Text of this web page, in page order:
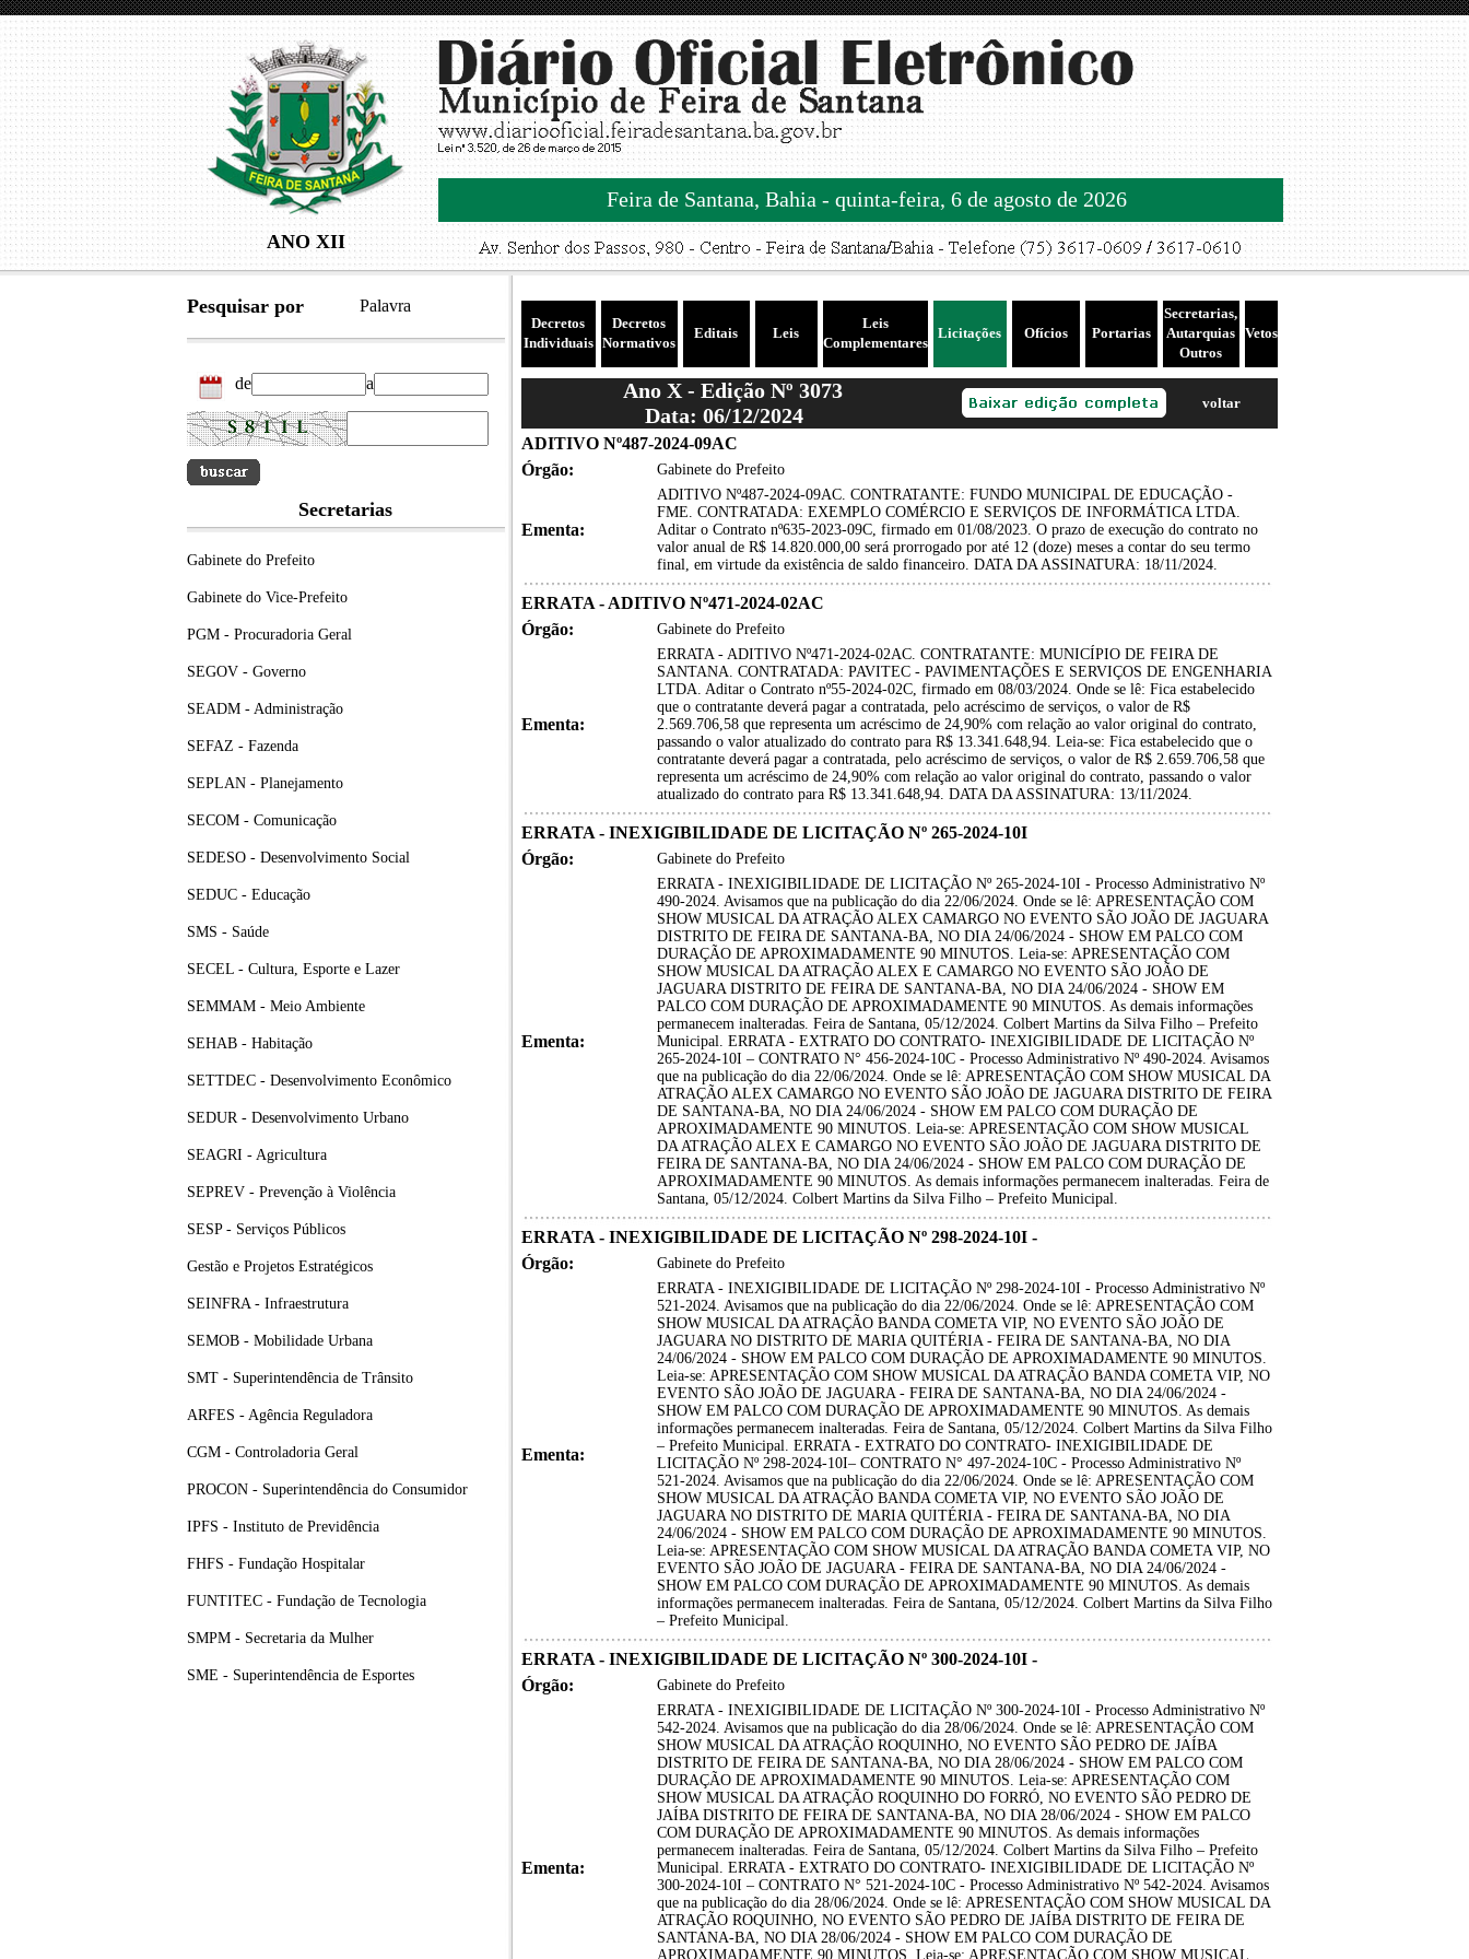
ANO XII
Feira de Santana, Bahia - quinta-feira, 6 de agosto de 2026
Pesquisar por Palavra
de a
Secretarias
Gabinete do Prefeito
Gabinete do Vice-Prefeito
PGM - Procuradoria Geral
SEGOV - Governo
SEADM - Administração
SEFAZ - Fazenda
SEPLAN - Planejamento
SECOM - Comunicação
SEDESO - Desenvolvimento Social
SEDUC - Educação
SMS - Saúde
SECEL - Cultura, Esporte e Lazer
SEMMAM - Meio Ambiente
SEHAB - Habitação
SETTDEC - Desenvolvimento Econômico
SEDUR - Desenvolvimento Urbano
SEAGRI - Agricultura
SEPREV - Prevenção à Violência
SESP - Serviços Públicos
Gestão e Projetos Estratégicos
SEINFRA - Infraestrutura
SEMOB - Mobilidade Urbana
SMT - Superintendência de Trânsito
ARFES - Agência Reguladora
CGM - Controladoria Geral
PROCON - Superintendência do Consumidor
IPFS - Instituto de Previdência
FHFS - Fundação Hospitalar
FUNTITEC - Fundação de Tecnologia
SMPM - Secretaria da Mulher
SME - Superintendência de Esportes
Decretos
Individuais
Decretos
Normativos
Editais Leis
Leis
Complementares
Licitações Ofícios Portarias
Secretarias,
Autarquias
Outros
Vetos
Ano X - Edição Nº 3073
Data: 06/12/2024
voltar
ADITIVO Nº487-2024-09AC
Órgão:
Gabinete do Prefeito
Ementa:
ADITIVO Nº487-2024-09AC. CONTRATANTE: FUNDO MUNICIPAL DE EDUCAÇÃO -
FME. CONTRATADA: EXEMPLO COMÉRCIO E SERVIÇOS DE INFORMÁTICA LTDA.
Aditar o Contrato nº635-2023-09C, firmado em 01/08/2023. O prazo de execução do contrato no
valor anual de R$ 14.820.000,00 será prorrogado por até 12 (doze) meses a contar do seu termo
final, em virtude da existência de saldo financeiro. DATA DA ASSINATURA: 18/11/2024.
ERRATA - ADITIVO Nº471-2024-02AC
Órgão:
Gabinete do Prefeito
Ementa:
ERRATA - ADITIVO Nº471-2024-02AC. CONTRATANTE: MUNICÍPIO DE FEIRA DE
SANTANA. CONTRATADA: PAVITEC - PAVIMENTAÇÕES E SERVIÇOS DE ENGENHARIA
LTDA. Aditar o Contrato nº55-2024-02C, firmado em 08/03/2024. Onde se lê: Fica estabelecido
que o contratante deverá pagar a contratada, pelo acréscimo de serviços, o valor de R$
2.569.706,58 que representa um acréscimo de 24,90% com relação ao valor original do contrato,
passando o valor atualizado do contrato para R$ 13.341.648,94. Leia-se: Fica estabelecido que o
contratante deverá pagar a contratada, pelo acréscimo de serviços, o valor de R$ 2.659.706,58 que
representa um acréscimo de 24,90% com relação ao valor original do contrato, passando o valor
atualizado do contrato para R$ 13.341.648,94. DATA DA ASSINATURA: 13/11/2024.
ERRATA - INEXIGIBILIDADE DE LICITAÇÃO Nº 265-2024-10I
Órgão:
Gabinete do Prefeito
Ementa:
ERRATA - INEXIGIBILIDADE DE LICITAÇÃO Nº 265-2024-10I - Processo Administrativo Nº
490-2024. Avisamos que na publicação do dia 22/06/2024. Onde se lê: APRESENTAÇÃO COM
SHOW MUSICAL DA ATRAÇÃO ALEX CAMARGO NO EVENTO SÃO JOÃO DE JAGUARA
DISTRITO DE FEIRA DE SANTANA-BA, NO DIA 24/06/2024 - SHOW EM PALCO COM
DURAÇÃO DE APROXIMADAMENTE 90 MINUTOS. Leia-se: APRESENTAÇÃO COM
SHOW MUSICAL DA ATRAÇÃO ALEX E CAMARGO NO EVENTO SÃO JOÃO DE
JAGUARA DISTRITO DE FEIRA DE SANTANA-BA, NO DIA 24/06/2024 - SHOW EM
PALCO COM DURAÇÃO DE APROXIMADAMENTE 90 MINUTOS. As demais informações
permanecem inalteradas. Feira de Santana, 05/12/2024. Colbert Martins da Silva Filho – Prefeito
Municipal. ERRATA - EXTRATO DO CONTRATO- INEXIGIBILIDADE DE LICITAÇÃO Nº
265-2024-10I – CONTRATO N° 456-2024-10C - Processo Administrativo Nº 490-2024. Avisamos
que na publicação do dia 22/06/2024. Onde se lê: APRESENTAÇÃO COM SHOW MUSICAL DA
ATRAÇÃO ALEX CAMARGO NO EVENTO SÃO JOÃO DE JAGUARA DISTRITO DE FEIRA
DE SANTANA-BA, NO DIA 24/06/2024 - SHOW EM PALCO COM DURAÇÃO DE
APROXIMADAMENTE 90 MINUTOS. Leia-se: APRESENTAÇÃO COM SHOW MUSICAL
DA ATRAÇÃO ALEX E CAMARGO NO EVENTO SÃO JOÃO DE JAGUARA DISTRITO DE
FEIRA DE SANTANA-BA, NO DIA 24/06/2024 - SHOW EM PALCO COM DURAÇÃO DE
APROXIMADAMENTE 90 MINUTOS. As demais informações permanecem inalteradas. Feira de
Santana, 05/12/2024. Colbert Martins da Silva Filho – Prefeito Municipal.
ERRATA - INEXIGIBILIDADE DE LICITAÇÃO Nº 298-2024-10I -
Órgão:
Gabinete do Prefeito
Ementa:
ERRATA - INEXIGIBILIDADE DE LICITAÇÃO Nº 298-2024-10I - Processo Administrativo Nº
521-2024. Avisamos que na publicação do dia 22/06/2024. Onde se lê: APRESENTAÇÃO COM
SHOW MUSICAL DA ATRAÇÃO BANDA COMETA VIP, NO EVENTO SÃO JOÃO DE
JAGUARA NO DISTRITO DE MARIA QUITÉRIA - FEIRA DE SANTANA-BA, NO DIA
24/06/2024 - SHOW EM PALCO COM DURAÇÃO DE APROXIMADAMENTE 90 MINUTOS.
Leia-se: APRESENTAÇÃO COM SHOW MUSICAL DA ATRAÇÃO BANDA COMETA VIP, NO
EVENTO SÃO JOÃO DE JAGUARA - FEIRA DE SANTANA-BA, NO DIA 24/06/2024 -
SHOW EM PALCO COM DURAÇÃO DE APROXIMADAMENTE 90 MINUTOS. As demais
informações permanecem inalteradas. Feira de Santana, 05/12/2024. Colbert Martins da Silva Filho
– Prefeito Municipal. ERRATA - EXTRATO DO CONTRATO- INEXIGIBILIDADE DE
LICITAÇÃO Nº 298-2024-10I– CONTRATO N° 497-2024-10C - Processo Administrativo Nº
521-2024. Avisamos que na publicação do dia 22/06/2024. Onde se lê: APRESENTAÇÃO COM
SHOW MUSICAL DA ATRAÇÃO BANDA COMETA VIP, NO EVENTO SÃO JOÃO DE
JAGUARA NO DISTRITO DE MARIA QUITÉRIA - FEIRA DE SANTANA-BA, NO DIA
24/06/2024 - SHOW EM PALCO COM DURAÇÃO DE APROXIMADAMENTE 90 MINUTOS.
Leia-se: APRESENTAÇÃO COM SHOW MUSICAL DA ATRAÇÃO BANDA COMETA VIP, NO
EVENTO SÃO JOÃO DE JAGUARA - FEIRA DE SANTANA-BA, NO DIA 24/06/2024 -
SHOW EM PALCO COM DURAÇÃO DE APROXIMADAMENTE 90 MINUTOS. As demais
informações permanecem inalteradas. Feira de Santana, 05/12/2024. Colbert Martins da Silva Filho
– Prefeito Municipal.
ERRATA - INEXIGIBILIDADE DE LICITAÇÃO Nº 300-2024-10I -
Órgão:
Gabinete do Prefeito
Ementa:
ERRATA - INEXIGIBILIDADE DE LICITAÇÃO Nº 300-2024-10I - Processo Administrativo Nº
542-2024. Avisamos que na publicação do dia 28/06/2024. Onde se lê: APRESENTAÇÃO COM
SHOW MUSICAL DA ATRAÇÃO ROQUINHO, NO EVENTO SÃO PEDRO DE JAÍBA
DISTRITO DE FEIRA DE SANTANA-BA, NO DIA 28/06/2024 - SHOW EM PALCO COM
DURAÇÃO DE APROXIMADAMENTE 90 MINUTOS. Leia-se: APRESENTAÇÃO COM
SHOW MUSICAL DA ATRAÇÃO ROQUINHO DO FORRÓ, NO EVENTO SÃO PEDRO DE
JAÍBA DISTRITO DE FEIRA DE SANTANA-BA, NO DIA 28/06/2024 - SHOW EM PALCO
COM DURAÇÃO DE APROXIMADAMENTE 90 MINUTOS. As demais informações
permanecem inalteradas. Feira de Santana, 05/12/2024. Colbert Martins da Silva Filho – Prefeito
Municipal. ERRATA - EXTRATO DO CONTRATO- INEXIGIBILIDADE DE LICITAÇÃO Nº
300-2024-10I – CONTRATO N° 521-2024-10C - Processo Administrativo Nº 542-2024. Avisamos
que na publicação do dia 28/06/2024. Onde se lê: APRESENTAÇÃO COM SHOW MUSICAL DA
ATRAÇÃO ROQUINHO, NO EVENTO SÃO PEDRO DE JAÍBA DISTRITO DE FEIRA DE
SANTANA-BA, NO DIA 28/06/2024 - SHOW EM PALCO COM DURAÇÃO DE
APROXIMADAMENTE 90 MINUTOS. Leia-se: APRESENTAÇÃO COM SHOW MUSICAL